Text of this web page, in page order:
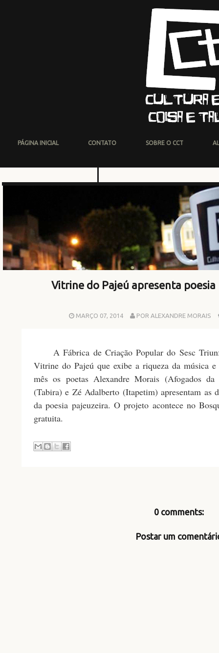
PÁGINA INICIAL CONTATO SOBRE O CCT
Vitrine do Pajeú apresenta
MARÇO 07, 2014 POR ALEXANDRE MORAIS
A Fábrica de Criação Popular do Sesc
Vitrine do Pajeú que exibe a riqueza da música
mês os poetas Alexandre Morais (Afogados da
(Tabira) e Zé Adalberto (Itapetim) apresentam as
da poesia pajeuzeira. O projeto acontece no
gratuita.
0 comments:
Postar um